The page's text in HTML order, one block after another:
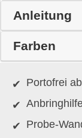
Anleitung
Farben
Portofrei
Probe-